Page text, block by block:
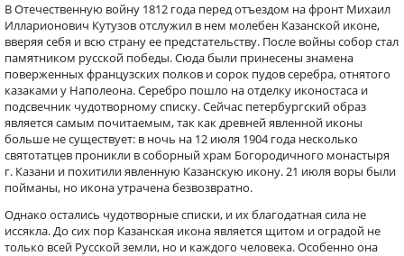
В Отечественную войну 1812 года перед отъездом на фронт Михаил
Илларионович Кутузов отслужил в нем молебен Казанской иконе,
вверяя себя и всю страну ее предстательству. После войны собор стал
памятником русской победы. Сюда были принесены знамена
поверженных французских полков и сорок пудов серебра, отнятого
казаками у Наполеона. Серебро пошло на отделку иконостаса и
подсвечник чудотворному списку. Сейчас петербургский образ
является самым почитаемым, так как древней явленной иконы
больше не существует: в ночь на 12 июля 1904 года несколько
святотатцев проникли в соборный храм Богородичного монастыря
г. Казани и похитили явленную Казанскую икону. 21 июля воры были
пойманы, но икона утрачена безвозвратно.
Однако остались чудотворные списки, и их благодатная сила не
иссякла. До сих пор Казанская икона является щитом и оградой не
только всей Русской земли, но и каждого человека. Особенно она